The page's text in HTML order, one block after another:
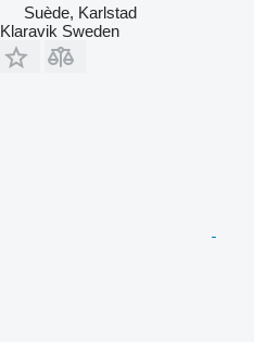
Suède, Karlstad
Klaravik Sweden